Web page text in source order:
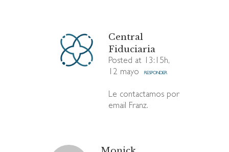
Central
Fiduciaria
Posted at 13:15h,
12 mayo
RESPONDER
Le contactamos por
email Franz.